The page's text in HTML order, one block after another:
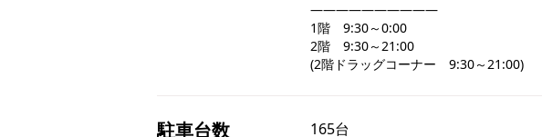
――――――――――
1階　9:30～0:00
2階　9:30～21:00
(2階ドラッグコーナー　9:30～21:00)
駐車台数 165台